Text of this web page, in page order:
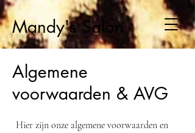
Mandy's Salon
Algemene
voorwaarden & AVG
Hier zijn onze algemene voorwaarden en